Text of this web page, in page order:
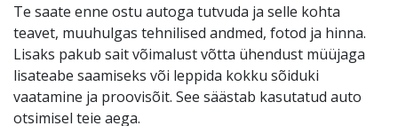
Te saate enne ostu autoga tutvuda ja selle kohta
teavet, muuhulgas tehnilised andmed, fotod ja hinna.
Lisaks pakub sait võimalust võtta ühendust müüjaga
lisateabe saamiseks või leppida kokku sõiduki
vaatamine ja proovisõit. See säästab kasutatud auto
otsimisel teie aega.